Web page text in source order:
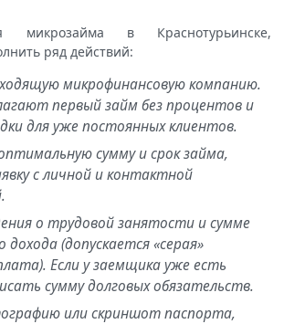
микрозайма в Краснотурьинске,
ряд действий:
микрофинансовую компанию.
первый займ без процентов и
для уже постоянных клиентов.
сумму и срок займа,
с личной и контактной
о трудовой занятости и сумме
дохода (допускается «серая»
Если у заемщика уже есть
сумму долговых обязательств.
или скриншот паспорта,